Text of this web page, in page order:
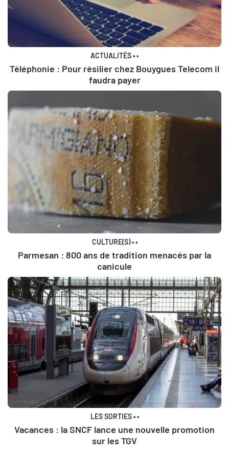
ACTUALITÉS••
Téléphonie : Pour résilier chez Bouygues Telecom il
faudra payer
CULTURE(S)••
Parmesan : 800 ans de tradition menacés par la
canicule
LES SORTIES••
Vacances : la SNCF lance une nouvelle promotion
sur les TGV